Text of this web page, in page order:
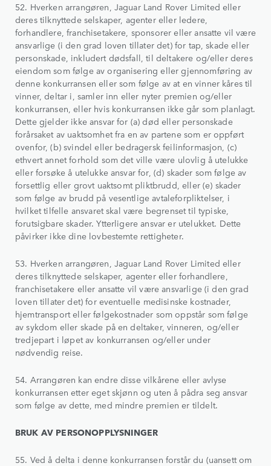
52. Hverken arrangøren, Jaguar Land Rover Limited eller
deres tilknyttede selskaper, agenter eller ledere,
forhandlere, franchisetakere, sponsorer eller ansatte vil være
ansvarlige (i den grad loven tillater det) for tap, skade eller
personskade, inkludert dødsfall, til deltakere og/eller deres
eiendom som følge av organisering eller gjennomføring av
denne konkurransen eller som følge av at en vinner kåres til
vinner, deltar i, samler inn eller nyter premien og/eller
konkurransen, eller hvis konkurransen ikke går som planlagt.
Dette gjelder ikke ansvar for (a) død eller personskade
forårsaket av uaktsomhet fra en av partene som er oppført
ovenfor, (b) svindel eller bedragersk feilinformasjon, (c)
ethvert annet forhold som det ville være ulovlig å utelukke
eller forsøke å utelukke ansvar for, (d) skader som følge av
forsettlig eller grovt uaktsomt pliktbrudd, eller (e) skader
som følge av brudd på vesentlige avtaleforpliktelser, i
hvilket tilfelle ansvaret skal være begrenset til typiske,
forutsigbare skader. Ytterligere ansvar er utelukket. Dette
påvirker ikke dine lovbestemte rettigheter.
53. Hverken arrangøren, Jaguar Land Rover Limited eller
deres tilknyttede selskaper, agenter eller forhandlere,
franchisetakere eller ansatte vil være ansvarlige (i den grad
loven tillater det) for eventuelle medisinske kostnader,
hjemtransport eller følgekostnader som oppstår som følge
av sykdom eller skade på en deltaker, vinneren, og/eller
tredjepart i løpet av konkurransen og/eller under
nødvendig reise.
54. Arrangøren kan endre disse vilkårene eller avlyse
konkurransen etter eget skjønn og uten å pådra seg ansvar
som følge av dette, med mindre premien er tildelt.
BRUK AV PERSONOPPLYSNINGER
55. Ved å delta i denne konkurransen forstår du (uansett om